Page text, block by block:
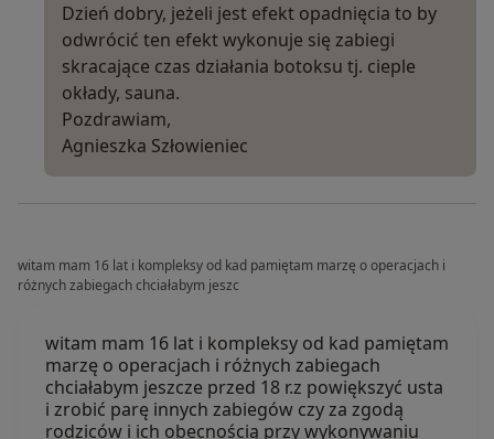
Dzień dobry, jeżeli jest efekt opadnięcia to by
odwrócić ten efekt wykonuje się zabiegi
skracające czas działania botoksu tj. cieple
okłady, sauna.
Pozdrawiam,
Agnieszka Szłowieniec
witam mam 16 lat i kompleksy od kad pamiętam marzę o operacjach i
różnych zabiegach chciałabym jeszc
witam mam 16 lat i kompleksy od kad pamiętam
marzę o operacjach i różnych zabiegach
chciałabym jeszcze przed 18 r.z powiększyć usta
i zrobić parę innych zabiegów czy za zgodą
rodziców i ich obecnością przy wykonywaniu